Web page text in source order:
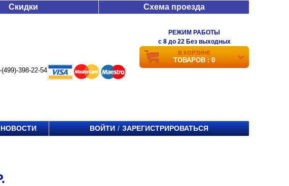
Скидки Схема проезда
(499)-398-22-54
РЕЖИМ РАБОТЫ
c 8 до 22 Без выходных
В КОРЗИНЕ
ТОВАРОВ : 0
НОВОСТИ ВОЙТИ / ЗАРЕГИСТРИРОВАТЬСЯ